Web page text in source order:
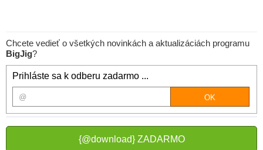
Chcete vedieť o všetkých novinkách a aktualizáciách programu
BigJig?
Prihláste sa k odberu zadarmo ...
{@download} ZADARMO